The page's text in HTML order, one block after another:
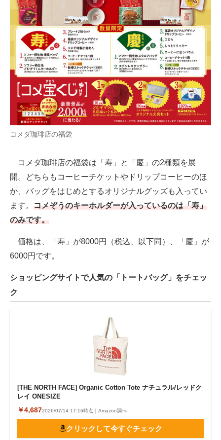
コメダ珈琲店の福袋
コメダ珈琲店の福袋は「寿」と「慶」の2種類を展
開。どちらもコーヒーチケットやドリップコーヒーのほ
か、バッグをはじめとするオリジナルグッズも入ってい
ます。 コメぞうのキーホルダーが入っているのは「寿」
のみです。
価格は、「寿」が8000円（税込、以下同）、「慶」が
6000円です。
ショッピングサイトで人気の「トートバッグ」をチェッ
ク
[THE NORTH FACE] Organic Cotton Tote ナチュラル/レッドク
レイ ONESIZE
￥4,6872026/07/14 17:16時点｜Amazon調べ
クリックして今すぐチェック